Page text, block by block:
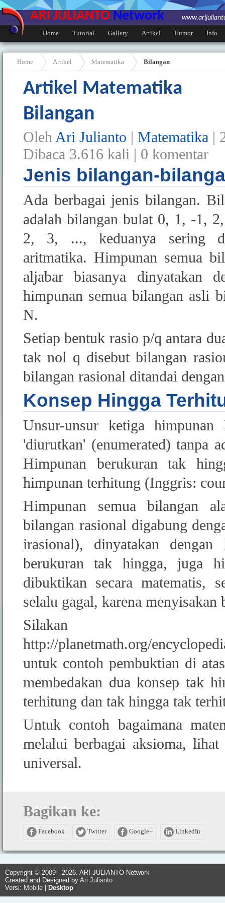
ARI JULIANTO Network
Home
Tutorial Gallery Artikel Humor Info
Home Artikel Matematika Bilangan
Artikel Matematika
Bilangan
Oleh Ari Julianto | Matematika |
Dibaca 3.616 kali | 0 komentar
Jenis bilangan-
Ada berbagai jenis bilangan.
adalah bilangan bulat 0, 1, -1,
2, 3, ..., keduanya sering
aritmatika. Himpunan semua
aljabar biasanya dinyatakan
himpunan semua bilangan asli
N.
Setiap bentuk rasio p/q antara
tak nol q disebut bilangan
bilangan rasional ditandai
Konsep Hingga
Unsur-unsur ketiga
'diurutkan' (enumerated) tanpa
Himpunan berukuran tak
himpunan terhitung (Inggris:
Himpunan semua bilangan
bilangan rasional digabung
irasional), dinyatakan
berukuran tak hingga, juga
dibuktikan secara matematis,
selalu gagal, karena menyisakan
http://planetmath.org/
untuk contoh pembuktian di
membedakan dua konsep tak
terhitung dan tak hingga tak
Untuk contoh bagaimana
melalui berbagai aksioma,
universal.
Bagikan ke:
Facebook Twitter Google+ LinkedIn
Copyright © 2009 - 2026. ARI JULIANTO Network
Created and Designed by Ari Julianto
Versi: Mobile Desktop